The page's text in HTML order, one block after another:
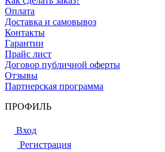
Оплата
Доставка и самовывоз
Контакты
Гарантии
Прайс лист
Договор публичной оферты
Отзывы
Партнерская программа
ПРОФИЛЬ
Вход
Регистрация